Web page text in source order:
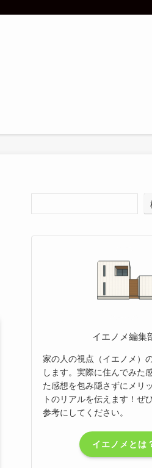
イエノメ編集
家の人の視点（イエノメ）
します。実際に住んでみた
た感想を包み隠さずにメリ
トのリアルを伝えます！ぜ
参考にしてください。
イエノメとは